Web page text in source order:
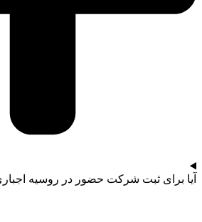
آیا برای ثبت شرکت حضور در روسیه